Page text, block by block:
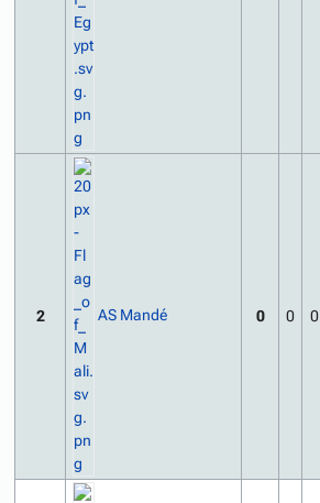
2 AS Mandé 0 0 0